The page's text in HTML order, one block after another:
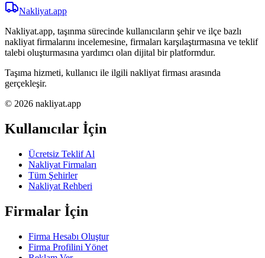
Nakliyat.app
Nakliyat.app, taşınma sürecinde kullanıcıların şehir ve ilçe bazlı
nakliyat firmalarını incelemesine, firmaları karşılaştırmasına ve teklif
talebi oluşturmasına yardımcı olan dijital bir platformdur.
Taşıma hizmeti, kullanıcı ile ilgili nakliyat firması arasında
gerçekleşir.
© 2026 nakliyat.app
Kullanıcılar İçin
Ücretsiz Teklif Al
Nakliyat Firmaları
Tüm Şehirler
Nakliyat Rehberi
Firmalar İçin
Firma Hesabı Oluştur
Firma Profilini Yönet